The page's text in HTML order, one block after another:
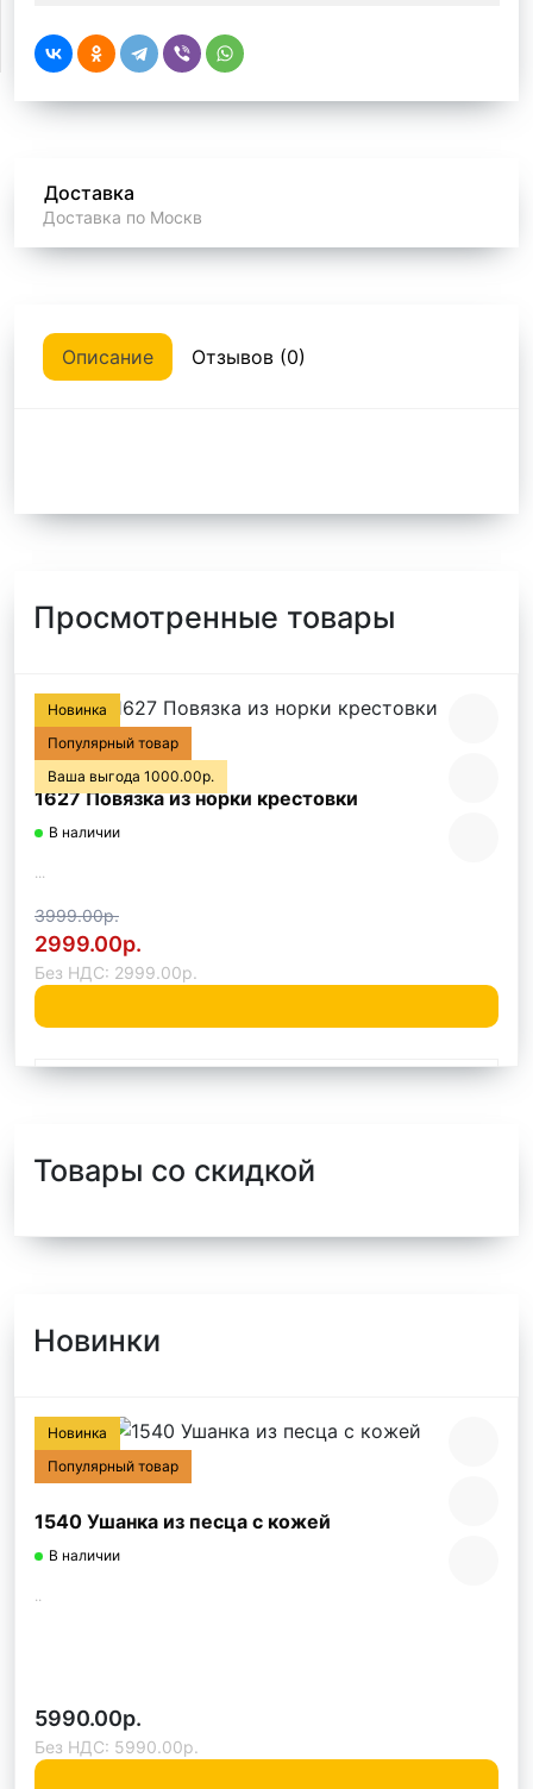
Доставка
Доставка по Москв
Описание Отзывов (0)
Просмотренные товары
Новинка
Популярный товар
Ваша выгода 1000.00р.
1627 Повязка из норки крестовки
В наличии
3999.00р.
2999.00р.
Без НДС: 2999.00р.
Товары со скидкой
Новинки
Новинка
Популярный товар
1540 Ушанка из песца с кожей
В наличии
..
5990.00р.
Без НДС: 5990.00р.